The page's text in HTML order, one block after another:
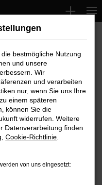
erhalten
bestmögliche Nutzung
und unsere
Wir
und verarbeiten
nur, wenn Sie uns Ihre
einem späteren
können Sie die
widerrufen. Weitere
Datenverarbeitung finden
Cookie-Richtlinie
von uns eingesetzt: